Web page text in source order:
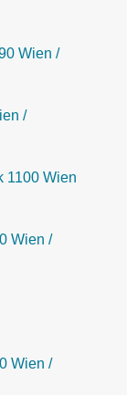
Wien /
/
1100 Wien
Wien /
Wien /